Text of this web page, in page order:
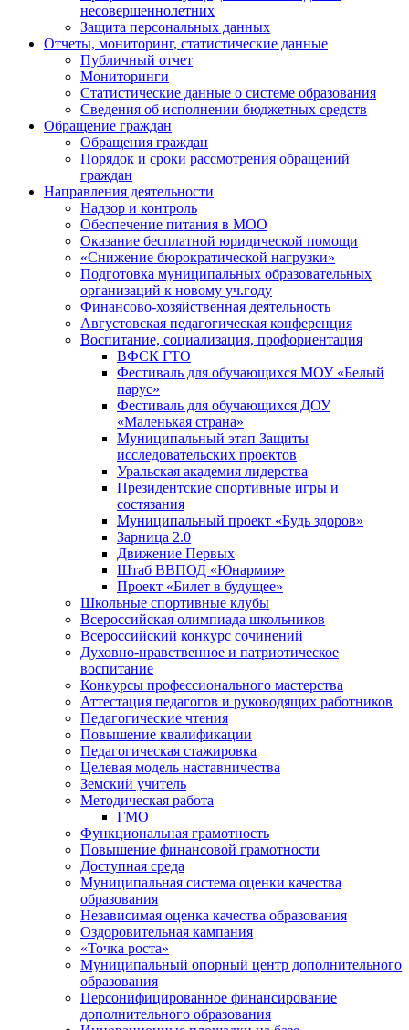
несовершеннолетних
Защита персональных данных
Отчеты, мониторинг, статистические данные
Публичный отчет
Мониторинги
Статистические данные о системе образования
Сведения об исполнении бюджетных средств
Обращение граждан
Обращения граждан
Порядок и сроки рассмотрения обращений
граждан
Направления деятельности
Надзор и контроль
Обеспечение питания в МОО
Оказание бесплатной юридической помощи
«Снижение бюрократической нагрузки»
Подготовка муниципальных образовательных
организаций к новому уч.году
Финансово-хозяйственная деятельность
Августовская педагогическая конференция
Воспитание, социализация, профориентация
ВФСК ГТО
Фестиваль для обучающихся МОУ «Белый
парус»
Фестиваль для обучающихся ДОУ
«Маленькая страна»
Муниципальный этап Защиты
исследовательских проектов
Уральская академия лидерства
Президентские спортивные игры и
состязания
Муниципальный проект «Будь здоров»
Зарница 2.0
Движение Первых
Штаб ВВПОД «Юнармия»
Проект «Билет в будущее»
Школьные спортивные клубы
Всероссийская олимпиада школьников
Всероссийский конкурс сочинений
Духовно-нравственное и патриотическое
воспитание
Конкурсы профессионального мастерства
Аттестация педагогов и руководящих работников
Педагогические чтения
Повышение квалификации
Педагогическая стажировка
Целевая модель наставничества
Земский учитель
Методическая работа
ГМО
Функциональная грамотность
Повышение финансовой грамотности
Доступная среда
Муниципальная система оценки качества
образования
Независимая оценка качества образования
Оздоровительная кампания
«Точка роста»
Муниципальный опорный центр дополнительного
образования
Персонифицированное финансирование
дополнительного образования